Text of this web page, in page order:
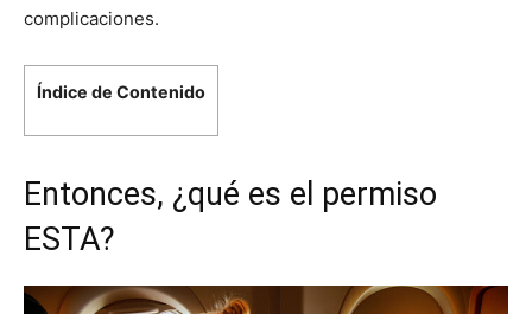
complicaciones.
Índice de Contenido
Entonces, ¿qué es el permiso
ESTA?